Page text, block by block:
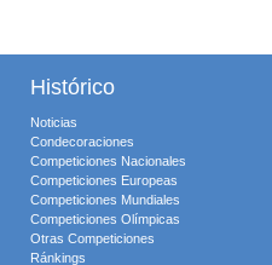
Histórico
Noticias
Condecoraciones
Competiciones Nacionales
Competiciones Europeas
Competiciones Mundiales
Competiciones Olímpicas
Otras Competiciones
Ránkings